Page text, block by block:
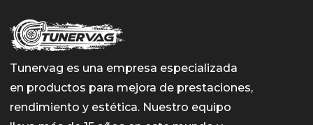
Tunervag es una empresa especializada
en productos para mejora de prestaciones,
rendimiento y estética. Nuestro equipo